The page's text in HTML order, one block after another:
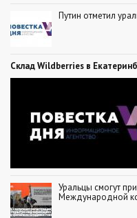
Путин отметил
Склад Wildberries в
Уральцы смогут
Международной